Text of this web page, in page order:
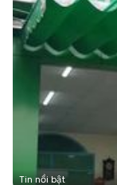
Tin nổi bật